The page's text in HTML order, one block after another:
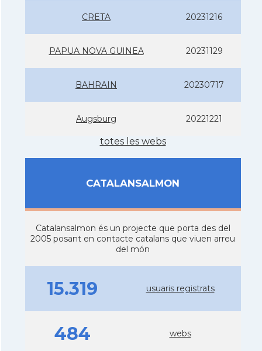
CRETA 20231216
PAPUA NOVA GUINEA 20231129
BAHRAIN 20230717
Augsburg 20221221
totes les webs
CATALANSALMON
Catalansalmon és un projecte que porta des del
2005 posant en contacte catalans que viuen arreu
del món
15.319 usuaris registrats
484 webs